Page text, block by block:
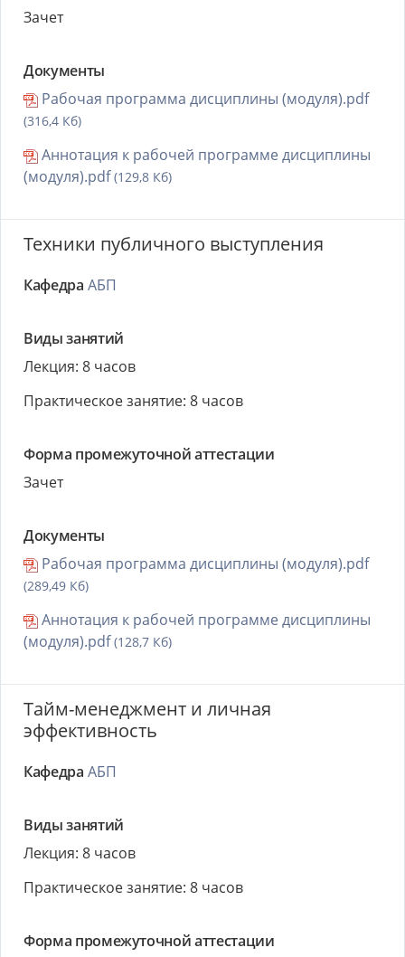
Зачет
Документы
Рабочая программа дисциплины (модуля).pdf
(316,4 Кб)
Аннотация к рабочей программе дисциплины
(модуля).pdf(129,8 Кб)
Техники публичного выступления
Кафедра АБП
Виды занятий
Лекция: 8 часов
Практическое занятие: 8 часов
Форма промежуточной аттестации
Зачет
Документы
Рабочая программа дисциплины (модуля).pdf
(289,49 Кб)
Аннотация к рабочей программе дисциплины
(модуля).pdf(128,7 Кб)
Тайм-менеджмент и личная
эффективность
Кафедра АБП
Виды занятий
Лекция: 8 часов
Практическое занятие: 8 часов
Форма промежуточной аттестации